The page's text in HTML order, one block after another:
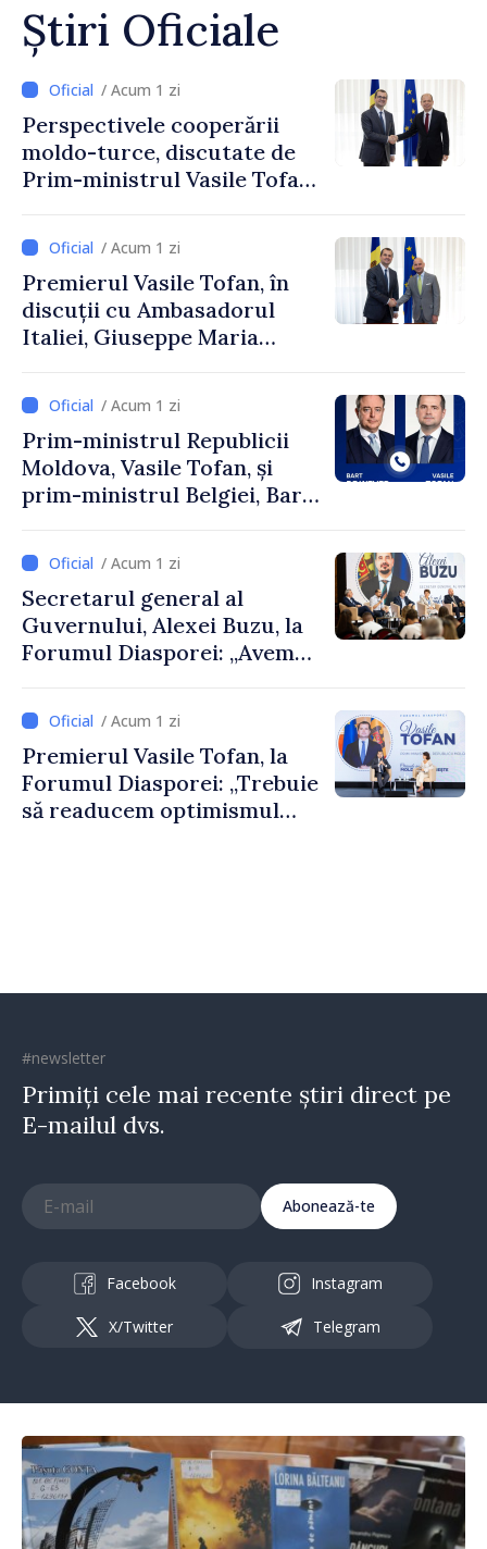
Știri Oficiale
/ Acum 1 zi
Perspectivele cooperării
moldo-turce, discutate de
Prim-ministrul Vasile Tofan
Uygar Mustafa Sertel
/ Acum 1 zi
Premierul Vasile Tofan, în
discuții cu Ambasadorul
Italiei, Giuseppe Maria
/ Acum 1 zi
Prim-ministrul Republicii
Moldova, Vasile Tofan, și
prim-ministrul Belgiei, Bart
despre parcursul european
al Republicii Moldova.
/ Acum 1 zi
Secretarul general al
Guvernului, Alexei Buzu, la
Forumul Diasporei: „Avem
dumneavoastră pentru a
construi comunități mai
puternice”
/ Acum 1 zi
Premierul Vasile Tofan, la
Forumul Diasporei: „Trebuie
să readucem optimismul
#newsletter
Primiți cele mai recente știri direct pe
E-mailul dvs.
Abonează-te
Facebook Instagram
X/Twitter Telegram